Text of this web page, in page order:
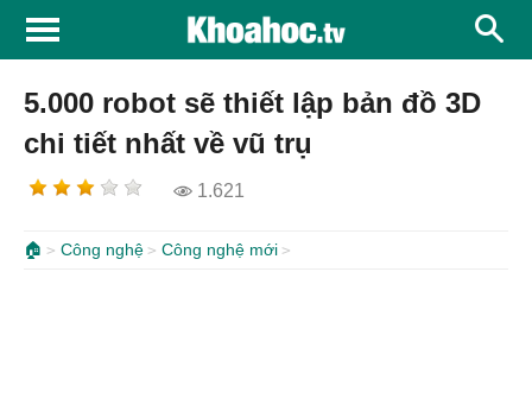
5.000 robot sẽ thiết lập bản đồ 3D
chi tiết nhất về vũ trụ
1.621
🏠 Công nghệ Công nghệ mới